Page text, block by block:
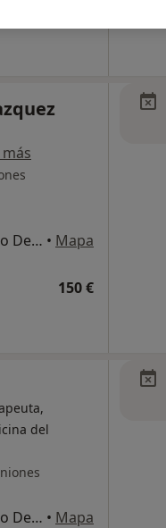
Calle de la Cueva Arenaza S/N Metro Deusto-Iruña, Bilbao • Mapa
150 €
del
Calle de la Cueva Arenaza S/N Metro Deusto-Iruña, Bilbao • Mapa